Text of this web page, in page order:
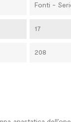
Fonti -
17
208